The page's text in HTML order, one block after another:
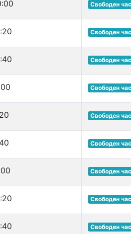
Свободен час
Свободен час
Свободен час
Свободен час
Свободен час
Свободен час
Свободен час
Свободен час
Свободен час